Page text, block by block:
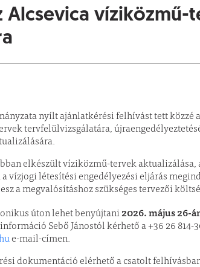
Alcsevica víziközmű-
nyílt ajánlatkérési felhívást tett közzé
tervfelülvizsgálatára,
elkészült víziközmű-tervek aktualizálása,
vízjogi létesítési engedélyezési eljárás
a megvalósításhoz szükséges tervezői
úton lehet benyújtani 2026. május 26-
Sebő Jánostól kérhető a +36 26 814-
e-mail-címen.
dokumentáció elérhető a csatolt